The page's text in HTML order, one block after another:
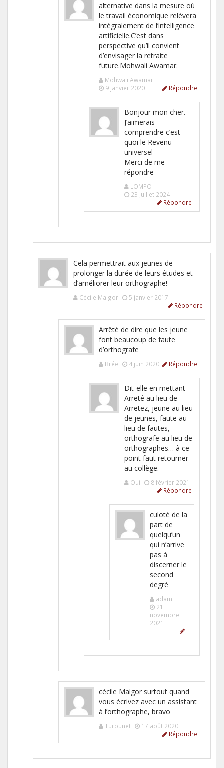
alternative dans la mesure où
le travail économique relèvera
intégralement de l’intelligence
artificielle.C’est dans
perspective qu’il convient
d’envisager la retraite
future.Mohwali Awamar.
Mohwali Awamar
9 janvier 2020
Répondre
Bonjour mon cher.
J’aimerais
comprendre c’est
quoi le Revenu
universel
Merci de me
répondre
LOMPO
23 juillet 2024
Répondre
Cela permettrait aux jeunes de
prolonger la durée de leurs études et
d’améliorer leur orthographe!
Cécile Malgor
5 janvier 2017
Répondre
Arrêté de dire que les jeune
font beaucoup de faute
d’orthografe
Brée 4 juin 2020 Répondre
Dit-elle en mettant
Arreté au lieu de
Arretez, jeune au lieu
de jeunes, faute au
lieu de fautes,
orthografe au lieu de
orthographes… à ce
point faut retourner
au collège.
Oui
8 février 2021
Répondre
culoté de la
part de
quelqu’un
qui n’arrive
pas à
discerner le
second
degré
adam
21
novembre
2021
cécile Malgor surtout quand
vous écrivez avec un assistant
à l’orthographe, bravo
Turounet
17 août 2020
Répondre